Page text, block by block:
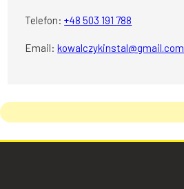
Telefon:+48 503 191 788
Email:kowalczykinstal@gmail.com